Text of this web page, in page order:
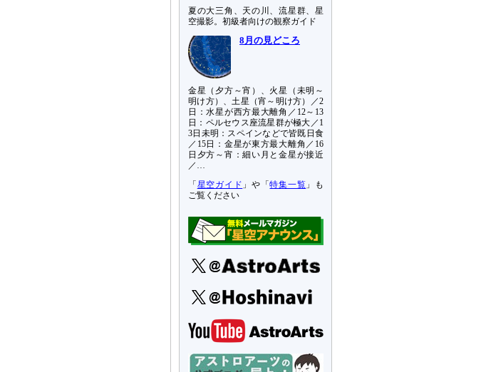
夏の大三角、天の川、流星群、星
空撮影。初級者向けの観察ガイド
8月の見どころ
金星（夕方～宵）、火星（未明～
明け方）、土星（宵～明け方）／2
日：水星が西方最大離角／12～13
日：ペルセウス座流星群が極大／1
3日未明：スペインなどで皆既日食
／15日：金星が東方最大離角／16
日夕方～宵：細い月と金星が接近
／…
「 星空ガイド 」や「特集一覧 」も
ご覧ください